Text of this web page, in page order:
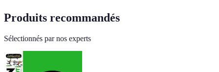
Produits recommandés
Sélectionnés par nos experts